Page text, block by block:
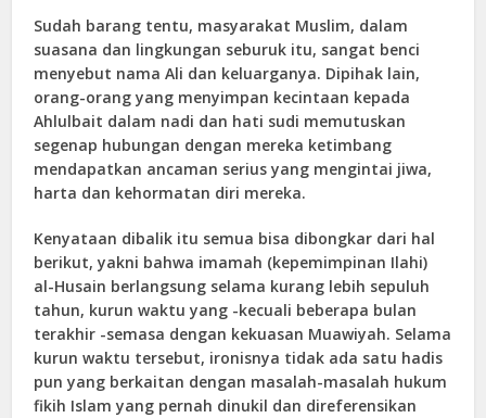
Sudah barang tentu, masyarakat Muslim, dalam
suasana dan lingkungan seburuk itu, sangat benci
menyebut nama Ali dan keluarganya. Dipihak lain,
orang-orang yang menyimpan kecintaan kepada
Ahlulbait dalam nadi dan hati sudi memutuskan
segenap hubungan dengan mereka ketimbang
mendapatkan ancaman serius yang mengintai jiwa,
harta dan kehormatan diri mereka.
Kenyataan dibalik itu semua bisa dibongkar dari hal
berikut, yakni bahwa imamah (kepemimpinan Ilahi)
al-Husain berlangsung selama kurang lebih sepuluh
tahun, kurun waktu yang -kecuali beberapa bulan
terakhir -semasa dengan kekuasan Muawiyah. Selama
kurun waktu tersebut, ironisnya tidak ada satu hadis
pun yang berkaitan dengan masalah-masalah hukum
fikih Islam yang pernah dinukil dan direferensikan